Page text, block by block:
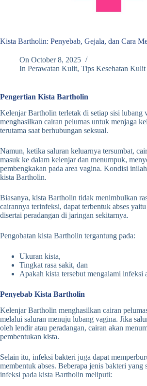
Kista Bartholin: Penyebab, Gejala, dan Cara
On October 8, 2025
In Perawatan Kulit,Tips Kesehatan Kulit
Pengertian Kista Bartholin
Kelenjar Bartholin terletak di setiap sisi lubang
menghasilkan cairan pelumas untuk menjaga
terutama saat berhubungan seksual.
Namun, ketika saluran keluarnya tersumbat,
masuk ke dalam kelenjar dan menumpuk,
pembengkakan pada area vagina. Kondisi
kista Bartholin.
Biasanya, kista Bartholin tidak menimbulkan
cairannya terinfeksi, dapat terbentuk abses
disertai peradangan di jaringan sekitarnya.
Pengobatan kista Bartholin tergantung pada:
Ukuran kista,
Tingkat rasa sakit, dan
Apakah kista tersebut mengalami infeksi
Penyebab Kista Bartholin
Kelenjar Bartholin menghasilkan cairan
melalui saluran menuju lubang vagina. Jika
oleh lendir atau peradangan, cairan akan
pembentukan kista.
Selain itu, infeksi bakteri juga dapat
membentuk abses. Beberapa jenis bakteri yang
infeksi pada kista Bartholin meliputi: